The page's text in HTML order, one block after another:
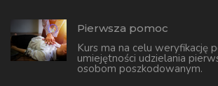
Pierwsza pomoc
Kurs ma na celu weryfikację
umiejętności udzielania
osobom poszkodowanym.